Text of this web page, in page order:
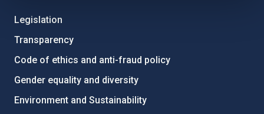
Legislation
Transparency
Code of ethics and anti-fraud policy
Gender equality and diversity
Environment and Sustainability